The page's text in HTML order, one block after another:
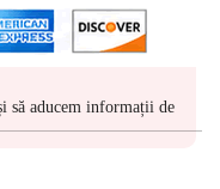
să aducem informații de